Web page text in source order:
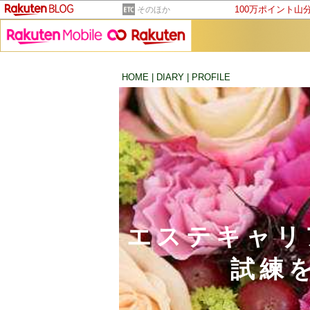
そのほか 100万ポイント山
HOME DIARY PROFILE
エステキャ
試練